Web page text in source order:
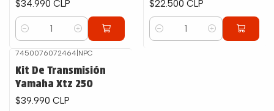
$34.990 CLP
Cantidad
$22.500 CLP
Cantidad
7450076072464| NPC
Kit De Transmisión
Yamaha Xtz 250
$39.990 CLP